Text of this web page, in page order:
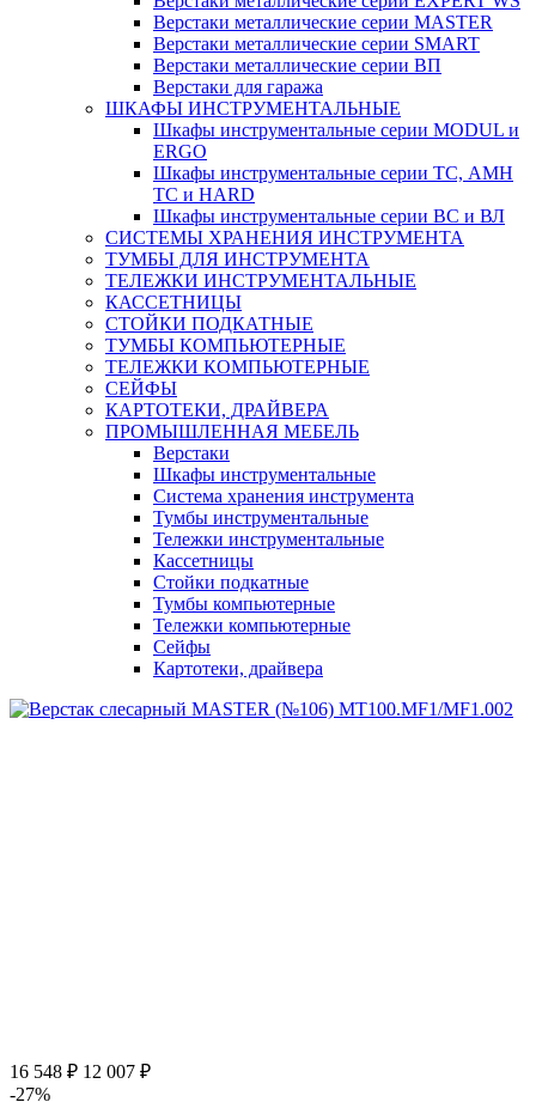
Верстаки металлические серии MASTER
Верстаки металлические серии SMART
Верстаки металлические серии ВП
Верстаки для гаража
ШКАФЫ ИНСТРУМЕНТАЛЬНЫЕ
Шкафы инструментальные серии MODUL и
ERGO
Шкафы инструментальные серии ТС, АМН
ТС и HARD
Шкафы инструментальные серии ВС и ВЛ
СИСТЕМЫ ХРАНЕНИЯ ИНСТРУМЕНТА
ТУМБЫ ДЛЯ ИНСТРУМЕНТА
ТЕЛЕЖКИ ИНСТРУМЕНТАЛЬНЫЕ
КАССЕТНИЦЫ
СТОЙКИ ПОДКАТНЫЕ
ТУМБЫ КОМПЬЮТЕРНЫЕ
ТЕЛЕЖКИ КОМПЬЮТЕРНЫЕ
СЕЙФЫ
КАРТОТЕКИ, ДРАЙВЕРА
ПРОМЫШЛЕННАЯ МЕБЕЛЬ
Верстаки
Шкафы инструментальные
Система хранения инструмента
Тумбы инструментальные
Тележки инструментальные
Кассетницы
Стойки подкатные
Тумбы компьютерные
Тележки компьютерные
Сейфы
Картотеки, драйвера
16 548 ₽ 12 007 ₽
-27%